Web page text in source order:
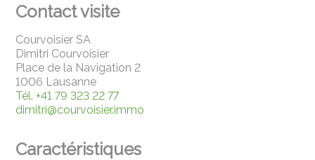
Contact visite
Courvoisier SA
Dimitri Courvoisier
Place de la Navigation 2
1006 Lausanne
Tél. +41 79 323 22 77
dimitri@courvoisier.immo
Caractéristiques